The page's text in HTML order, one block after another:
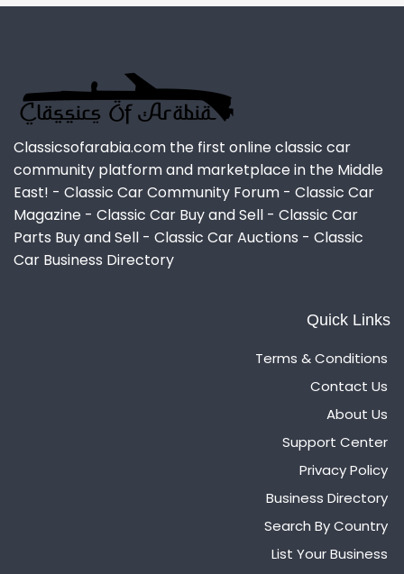
Classicsofarabia.com the first online classic car
community platform and marketplace in the Middle
East! - Classic Car Community Forum - Classic Car
Magazine - Classic Car Buy and Sell - Classic Car
Parts Buy and Sell - Classic Car Auctions - Classic
Car Business Directory
Quick Links
Terms & Conditions
Contact Us
About Us
Support Center
Privacy Policy
Business Directory
Search By Country
List Your Business